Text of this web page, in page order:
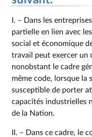
I. – Dans les
partielle en lien avec
social et économique
travail peut exercer un
nonobstant le cadre
même code, lorsque la
susceptible de porter
capacités industrielles
de la Nation.
II. – Dans ce cadre, le